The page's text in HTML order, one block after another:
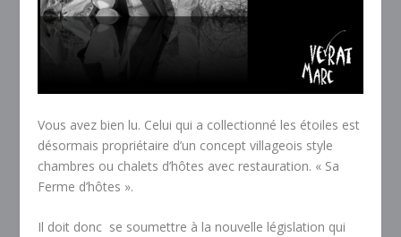
Vous avez bien lu. Celui qui a collectionné les étoiles est
désormais propriétaire d’un concept villageois style
chambres ou chalets d’hôtes avec restauration. « Sa
Ferme d’hôtes ».
Il doit donc se soumettre à la nouvelle législation qui